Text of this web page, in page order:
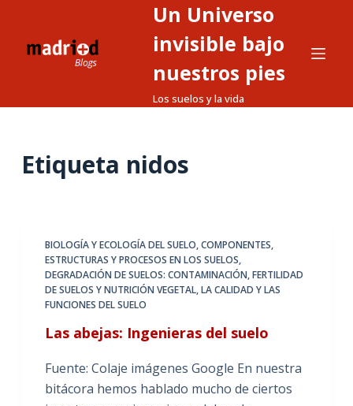
Un Universo
invisible bajo
nuestros pies
Los suelos y la vida
Etiqueta nidos
BIOLOGÍA Y ECOLOGÍA DEL SUELO,COMPONENTES,
ESTRUCTURAS Y PROCESOS EN LOS SUELOS,
DEGRADACIÓN DE SUELOS: CONTAMINACIÓN,FERTILIDAD
DE SUELOS Y NUTRICIÓN VEGETAL,LA CALIDAD Y LAS
FUNCIONES DEL SUELO
Las abejas: Ingenieras del suelo
Fuente: Colaje imágenes Google En nuestra
bitácora hemos hablado mucho de ciertos